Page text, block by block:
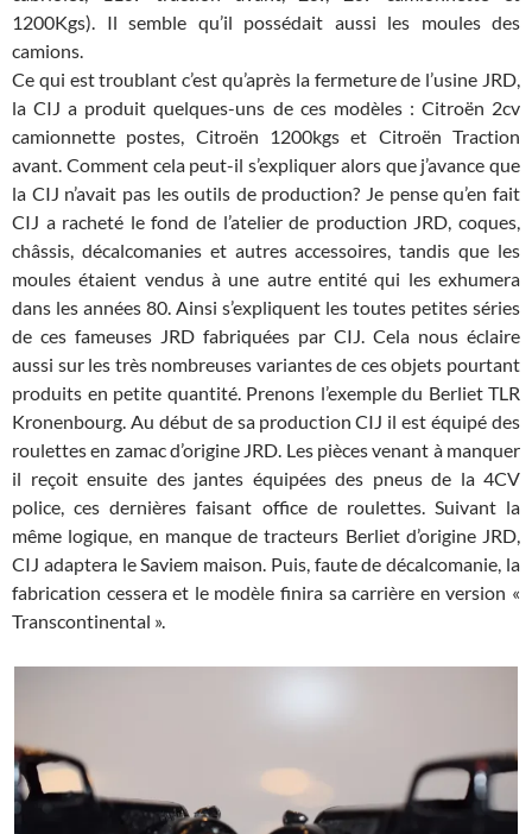
1200Kgs). Il semble qu’il possédait aussi les moules des
camions.
Ce qui est troublant c’est qu’après la fermeture de l’usine JRD,
la CIJ a produit quelques-uns de ces modèles : Citroën 2cv
camionnette postes, Citroën 1200kgs et Citroën Traction
avant. Comment cela peut-il s’expliquer alors que j’avance que
la CIJ n’avait pas les outils de production? Je pense qu’en fait
CIJ a racheté le fond de l’atelier de production JRD, coques,
châssis, décalcomanies et autres accessoires, tandis que les
moules étaient vendus à une autre entité qui les exhumera
dans les années 80. Ainsi s’expliquent les toutes petites séries
de ces fameuses JRD fabriquées par CIJ. Cela nous éclaire
aussi sur les très nombreuses variantes de ces objets pourtant
produits en petite quantité. Prenons l’exemple du Berliet TLR
Kronenbourg. Au début de sa production CIJ il est équipé des
roulettes en zamac d’origine JRD. Les pièces venant à manquer
il reçoit ensuite des jantes équipées des pneus de la 4CV
police, ces dernières faisant office de roulettes. Suivant la
même logique, en manque de tracteurs Berliet d’origine JRD,
CIJ adaptera le Saviem maison. Puis, faute de décalcomanie, la
fabrication cessera et le modèle finira sa carrière en version «
Transcontinental ».